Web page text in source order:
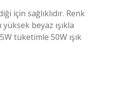
için sağlıklıdır. Renk
yüksek beyaz ışıkla
tüketimle 50W ışık